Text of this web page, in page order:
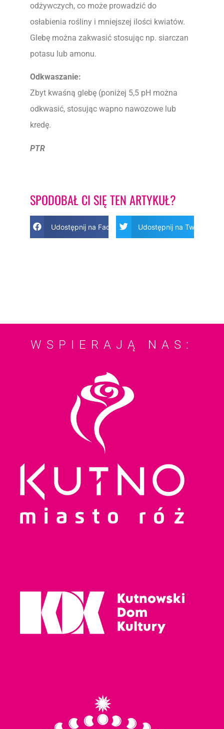
odżywczych, co może prowadzić do
osłabienia rośliny i mniejszej ilości kwiatów.
Glebę można zakwasić stosując np. siarczan
potasu lub amonu.
Odkwaszanie:
Zbyt kwaśną glebę (poniżej 5,5 pH można
odkwasić, stosując wapno nawozowe lub
kredę.
PTR
SPODOBAŁ CI SIĘ TEN ARTYKUŁ?
Udostępnij na Facebook Udostępnij na Twitter
WSPIERAJĄ NAS: